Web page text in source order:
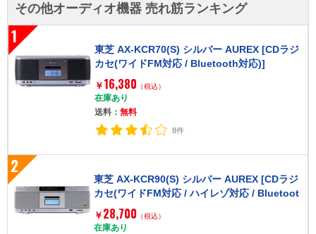
その他オーディオ機器 売れ筋ランキング
1
東芝 AX-KCR70(S) シルバー AUREX [CDラジ
カセ(ワイドFM対応 / Bluetooth対応)]
￥ 16,380 （税込）
在庫あり
送料：無料
8件
2
東芝 AX-KCR90(S) シルバー AUREX [CDラジ
カセ(ワイドFM対応 / ハイレゾ対応 / Bluetoot
h対応)]
￥ 28,700 （税込）
在庫あり